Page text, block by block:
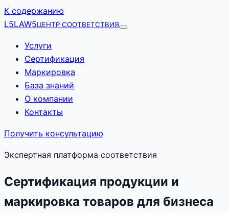
К содержанию
L5LAW5ЦЕНТР СООТВЕТСТВИЯ
Услуги
Сертификация
Маркировка
База знаний
О компании
Контакты
Получить консультацию
Экспертная платформа соответствия
Сертификация продукции и
маркировка товаров для бизнеса